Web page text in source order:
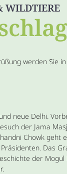
WILDTIERE
werden Sie
neue Delhi.
der Jama
Chowk geht
Das
der